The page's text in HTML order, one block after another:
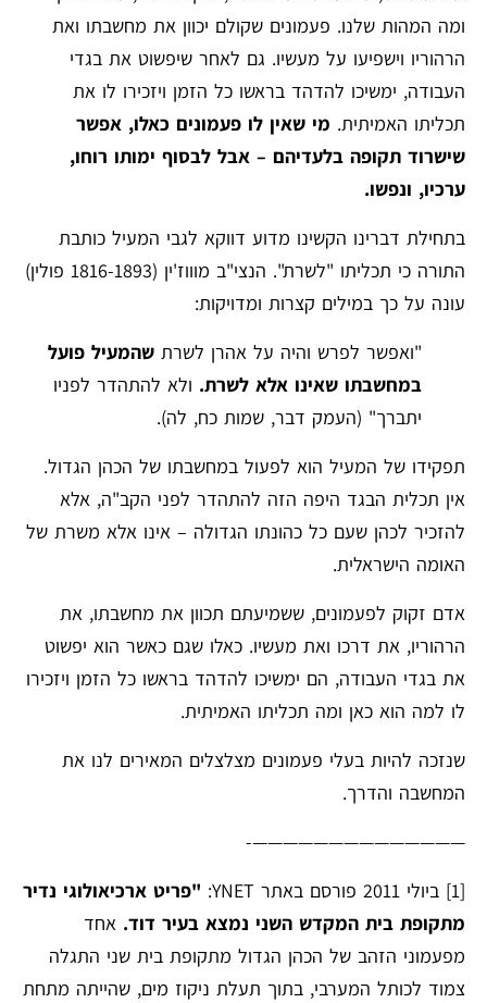
ומה המהות שלנו. פעמונים שקולם יכוון את מחשבתו ואת
הרהוריו וישפיעו על מעשיו. גם לאחר שיפשוט את בגדי
העבודה, ימשיכו להדהד בראשו כל הזמן ויזכירו לו את
תכליתו האמיתית. מי שאין לו פעמונים כאלו, אפשר
שישרוד תקופה בלעדיהם – אבל לבסוף ימותו רוחו,
ערכיו, ונפשו.
בתחילת דברינו הקשינו מדוע דווקא לגבי המעיל כותבת
התורה כי תכליתו "לשרת". הנצי"ב מוווז'ין (1816-1893 פולין)
עונה על כך במילים קצרות ומדויקות:
"ואפשר לפרש והיה על אהרן לשרת שהמעיל פועל
במחשבתו שאינו אלא לשרת. ולא להתהדר לפניו
יתברך" (העמק דבר, שמות כח, לה).
תפקידו של המעיל הוא לפעול במחשבתו של הכהן הגדול.
אין תכלית הבגד היפה הזה להתהדר לפני הקב"ה, אלא
להזכיר לכהן שעם כל כהונתו הגדולה – אינו אלא משרת של
האומה הישראלית.
אדם זקוק לפעמונים, ששמיעתם תכוון את מחשבתו, את
הרהוריו, את דרכו ואת מעשיו. כאלו שגם כאשר הוא יפשוט
את בגדי העבודה, הם ימשיכו להדהד בראשו כל הזמן ויזכירו
לו למה הוא כאן ומה תכליתו האמיתית.
שנזכה להיות בעלי פעמונים מצלצלים המאירים לנו את
המחשבה והדרך.
——————————————-
[1]
ביולי 2011 פורסם באתר YNET:
"פריט ארכיאולוגי נדיר
מתקופת בית המקדש השני נמצא בעיר דוד. אחד
מפעמוני הזהב של הכהן הגדול מתקופת בית שני התגלה
צמוד לכותל המערבי, בתוך תעלת ניקוז מים, שהייתה מתחת